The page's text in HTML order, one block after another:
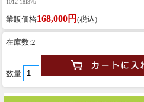
業販価格168,000円 (税込)
在庫数:2
数量